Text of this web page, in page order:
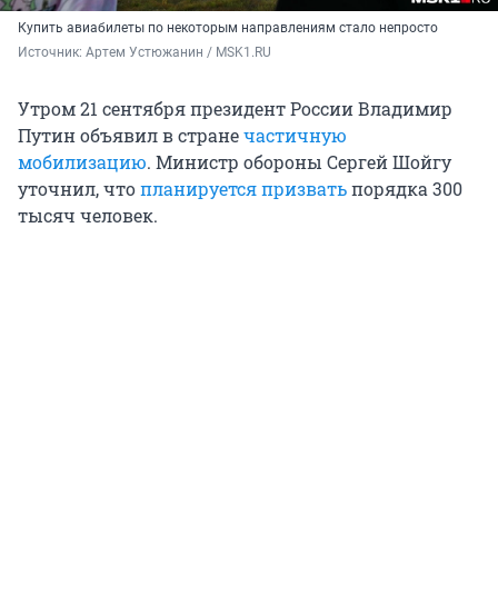
Купить авиабилеты по некоторым направлениям стало непросто
Источник: Артем Устюжанин / MSK1.RU
Утром 21 сентября президент России Владимир
Путин объявил в странечастичную
мобилизацию. Министр обороны Сергей Шойгу
уточнил, чтопланируется призватьпорядка 300
тысяч человек.